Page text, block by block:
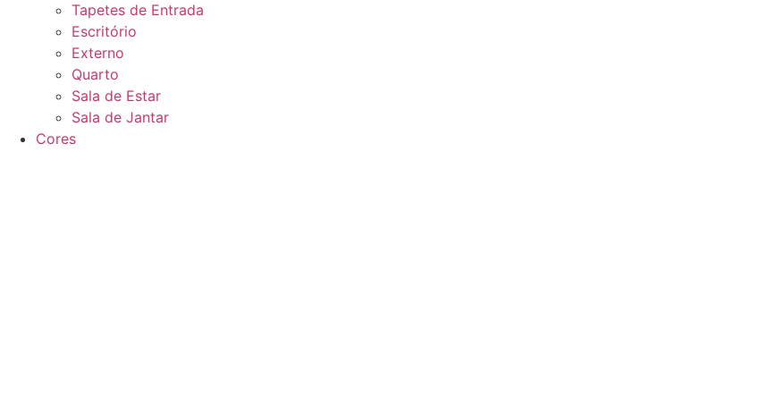
Tapetes de Entrada
Escritório
Externo
Quarto
Sala de Estar
Sala de Jantar
Cores